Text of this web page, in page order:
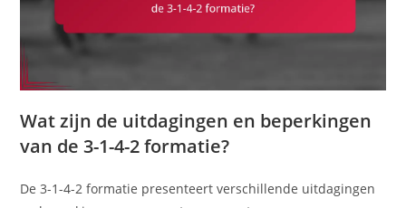
Wat zijn de uitdagingen en beperkingen
van de 3-1-4-2 formatie?
De 3-1-4-2 formatie presenteert verschillende uitdagingen